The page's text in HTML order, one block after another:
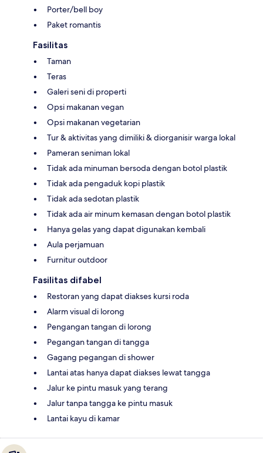
Porter/bell boy
Paket romantis
Fasilitas
Taman
Teras
Galeri seni di properti
Opsi makanan vegan
Opsi makanan vegetarian
Tur & aktivitas yang dimiliki & diorganisir warga lokal
Pameran seniman lokal
Tidak ada minuman bersoda dengan botol plastik
Tidak ada pengaduk kopi plastik
Tidak ada sedotan plastik
Tidak ada air minum kemasan dengan botol plastik
Hanya gelas yang dapat digunakan kembali
Aula perjamuan
Furnitur outdoor
Fasilitas difabel
Restoran yang dapat diakses kursi roda
Alarm visual di lorong
Pengangan tangan di lorong
Pegangan tangan di tangga
Gagang pegangan di shower
Lantai atas hanya dapat diakses lewat tangga
Jalur ke pintu masuk yang terang
Jalur tanpa tangga ke pintu masuk
Lantai kayu di kamar